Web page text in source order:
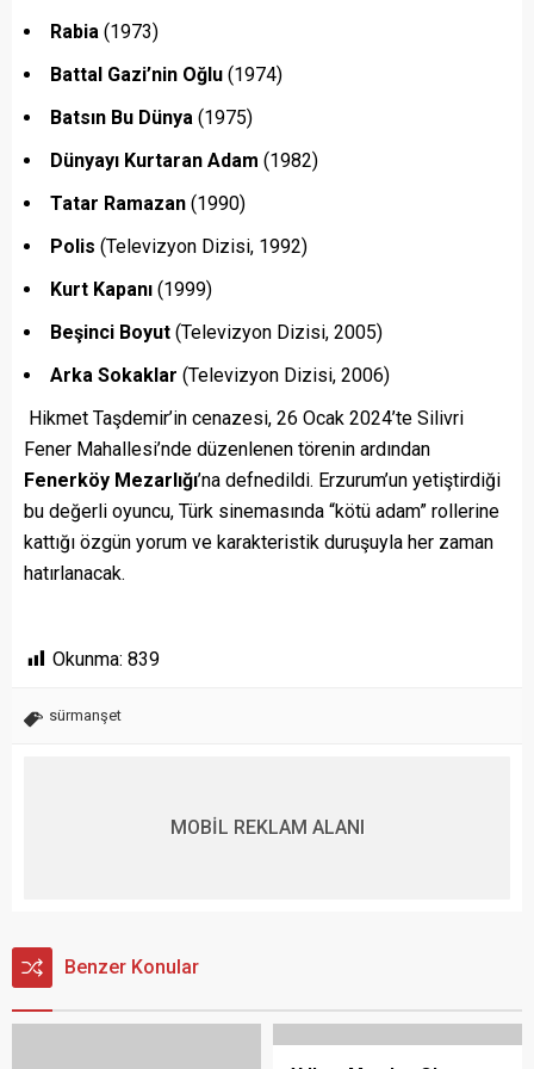
Rabia (1973)
Battal Gazi’nin Oğlu (1974)
Batsın Bu Dünya (1975)
Dünyayı Kurtaran Adam (1982)
Tatar Ramazan (1990)
Polis (Televizyon Dizisi, 1992)
Kurt Kapanı (1999)
Beşinci Boyut (Televizyon Dizisi, 2005)
Arka Sokaklar (Televizyon Dizisi, 2006)
Hikmet Taşdemir’in cenazesi, 26 Ocak 2024’te Silivri
Fener Mahallesi’nde düzenlenen törenin ardından
Fenerköy Mezarlığı’na defnedildi. Erzurum’un yetiştirdiği
bu değerli oyuncu, Türk sinemasında “kötü adam” rollerine
kattığı özgün yorum ve karakteristik duruşuyla her zaman
hatırlanacak.
Okunma: 839
sürmanşet
MOBİL REKLAM ALANI
Benzer Konular